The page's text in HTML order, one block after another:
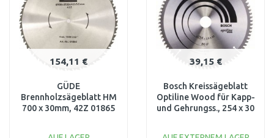
154,11 €
GÜDE
Brennholzsägeblatt HM
700 x 30mm, 42Z 01865
39,15 €
Bosch Kreissägeblatt
Optiline Wood für Kapp-
und Gehrungss., 254 x 30